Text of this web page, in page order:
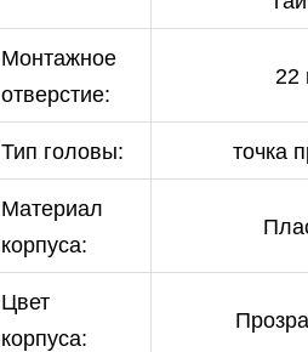
Монтажное
отверстие:
22
Тип головы: точка
Материал
корпуса:
Цвет
корпуса: